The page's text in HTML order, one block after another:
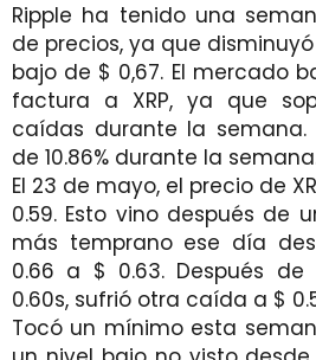
Ripple ha tenido una
de precios, ya que
bajo de $ 0,67. El mercado
factura a XRP, ya que
caídas durante la semana.
de 10.86% durante la
El 23 de mayo, el precio de
0.59. Esto vino después de
más temprano ese día
0.66 a $ 0.63. Después
0.60s, sufrió otra caída a $
Tocó un mínimo esta